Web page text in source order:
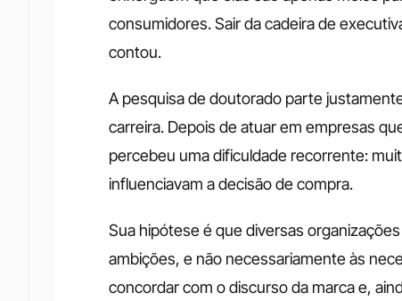
consumidores. Sair da cadeira de
contou.
A pesquisa de doutorado parte
carreira. Depois de atuar em empresas
percebeu uma dificuldade recorrente:
influenciavam a decisão de compra.
Sua hipótese é que diversas
ambições, e não necessariamente às
concordar com o discurso da marca e,